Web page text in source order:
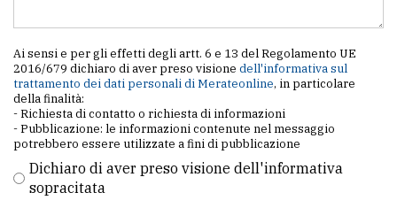
Ai sensi e per gli effetti degli artt. 6 e 13 del Regolamento UE
2016/679 dichiaro di aver preso visione dell'informativa sul
trattamento dei dati personali di Merateonline, in particolare
della finalità:
- Richiesta di contatto o richiesta di informazioni
- Pubblicazione: le informazioni contenute nel messaggio
potrebbero essere utilizzate a fini di pubblicazione
Dichiaro di aver preso visione dell'informativa
sopracitata